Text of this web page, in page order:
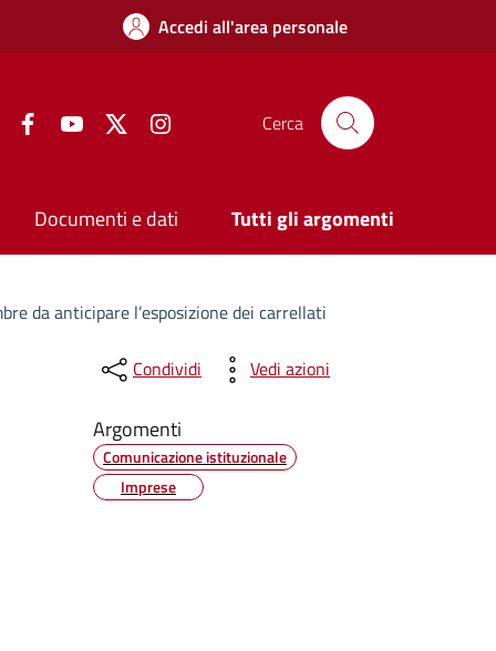
Accedi all'area personale
FacebookYouTube Twitter Cerca
Documenti e dati Tutti gli argomenti
da anticipare l’esposizione dei carrellati
Condividi Vedi azioni
Argomenti
Comunicazione istituzionale
Imprese